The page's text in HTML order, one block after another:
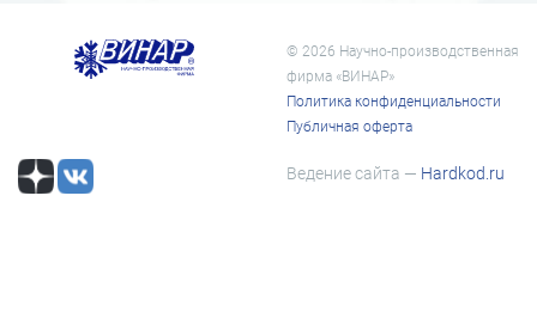
© 2026 Научно-производственная
фирма «ВИНАР»
Политика конфиденциальности
Публичная оферта
Ведение сайта — Hardkod.ru